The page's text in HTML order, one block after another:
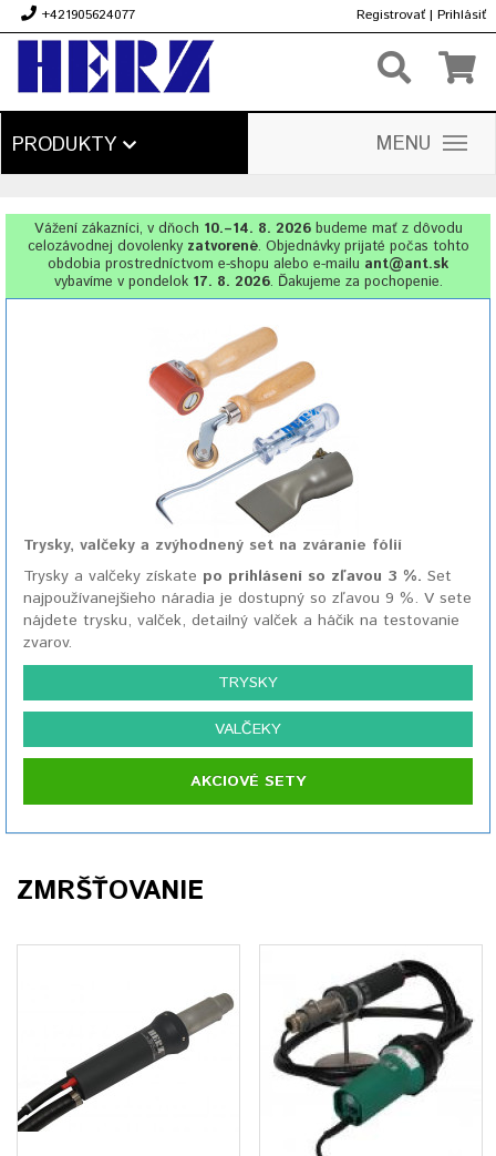
+421905624077 Registrovať | Prihlásiť
PRODUKTY MENU
Vážení zákazníci, v dňoch 10.–14. 8. 2026budeme mať z dôvodu
celozávodnej dovolenkyzatvorené. Objednávky prijaté počas tohto
obdobia prostredníctvom e-shopu alebo e-mailu ant@ant.sk
vybavíme v pondelok 17. 8. 2026. Ďakujeme za pochopenie.
Trysky, valčeky a zvýhodnený set na zváranie fólií
Trysky a valčeky získate po prihlásení so zľavou 3 %. Set
najpoužívanejšieho náradia je dostupný so zľavou 9 %. V sete
nájdete trysku, valček, detailný valček a háčik na testovanie
zvarov.
TRYSKY
VALČEKY
AKCIOVÉ SETY
ZMRŠŤOVANIE